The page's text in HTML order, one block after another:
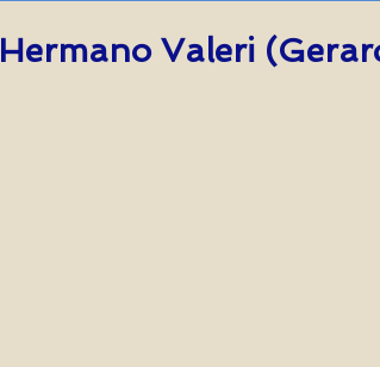
Hermano Valeri